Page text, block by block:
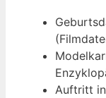
Auftritt